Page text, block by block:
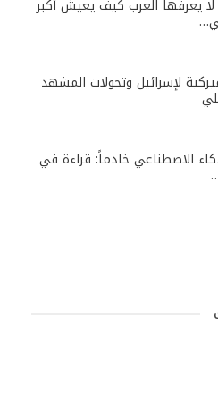
لا يعرفها العرب كيف يعيش أكبر
لإسرائيل وتحولات المشهد
الاصطناعي خادماً: قراءة في